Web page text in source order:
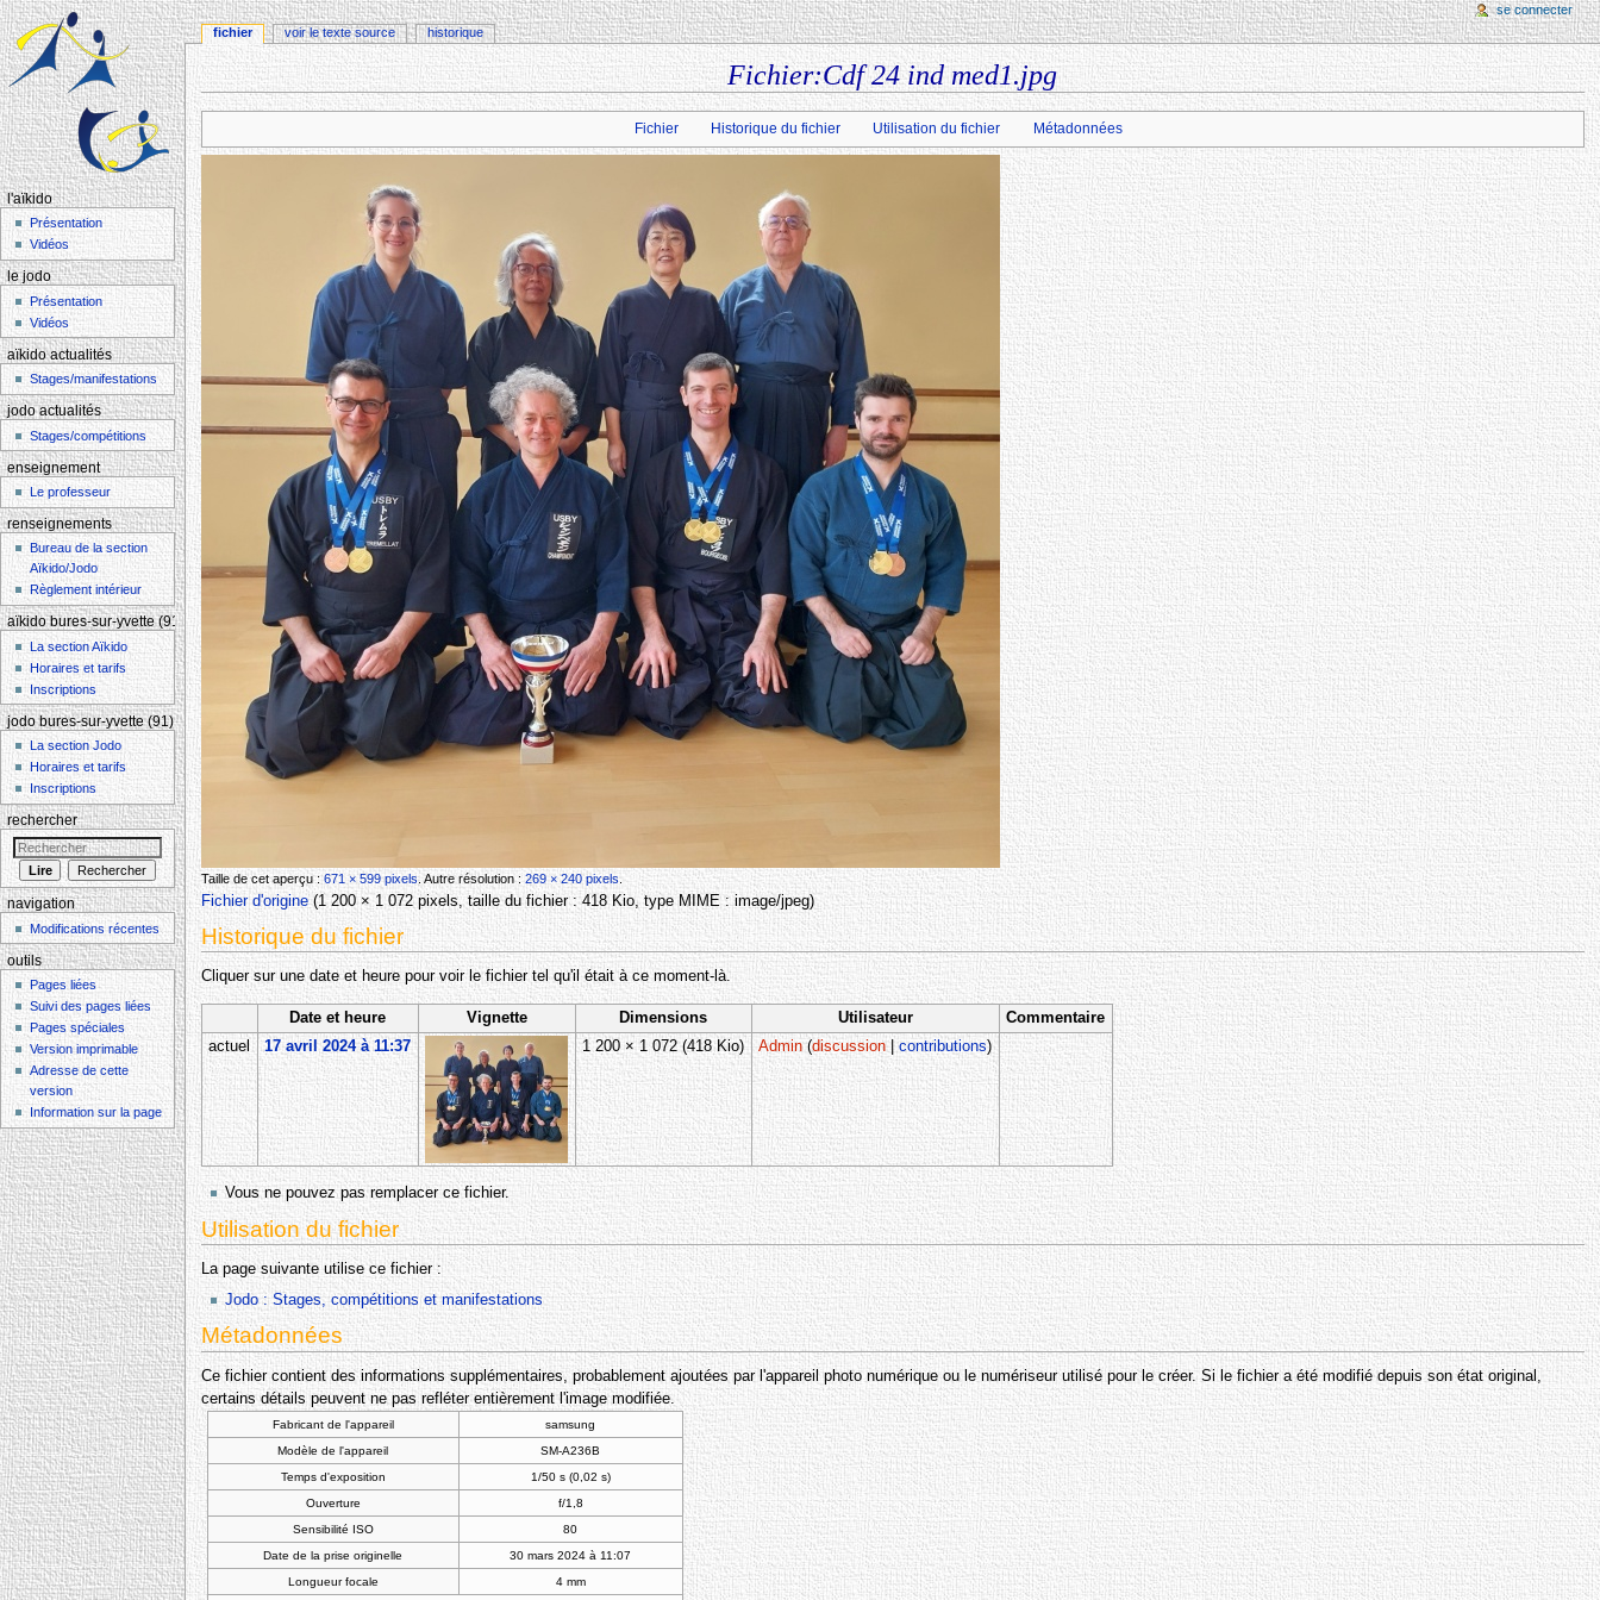
Fichier:Cdf 24 ind med1.jpg
Aller à : navigation,rechercher
Fichier
Historique du fichier Utilisation du fichier Métadonnées
Taille de cet aperçu :671 × 599 pixels. Autre résolution : 269 × 240 pixels.
Fichier d'origine‎(1 200 × 1 072 pixels, taille du fichier : 418 Kio, type MIME :image/jpeg)
Historique du fichier
Cliquer sur une date et heure pour voir le fichier tel qu'il était à ce moment-là.
Date et heure Vignette Dimensions Utilisateur
Commentaire
actuel
17 avril 2024 à 11:37 1 200 × 1 072(418 Kio) Admin (discussion|contributions)
Vous ne pouvez pas remplacer ce fichier.
Utilisation du fichier
La page suivante utilise ce fichier :
Jodo : Stages, compétitions et manifestations
Métadonnées
Ce fichier contient des informations supplémentaires, probablement ajoutées par l'appareil photo numérique ou le numériseur utilisé pour le créer. Si le fichier a été modifié depuis son état original,
certains détails peuvent ne pas refléter entièrement l'image modifiée.
Fabricant de l'appareil
samsung
Modèle de l'appareil
SM-A236B
Temps d'exposition
1/50 s (0,02 s)
Ouverture
f/1,8
Sensibilité ISO
80
Date de la prise originelle
30 mars 2024 à 11:07
Longueur focale
4 mm
fichier voir le texte source historique
se connecter
l'aïkido
Présentation
Vidéos
le jodo
Présentation
Vidéos
aïkido actualités
Stages/manifestations
jodo actualités
Stages/compétitions
enseignement
Le professeur
renseignements
Bureau de la section
Aïkido/Jodo
Règlement intérieur
aïkido bures-sur-yvette (91)
La section Aïkido
Horaires et tarifs
Inscriptions
jodo bures-sur-yvette (91)
La section Jodo
Horaires et tarifs
Inscriptions
rechercher
navigation
Modifications récentes
outils
Pages liées
Suivi des pages liées
Pages spéciales
Version imprimable
Adresse de cette
version
Information sur la page